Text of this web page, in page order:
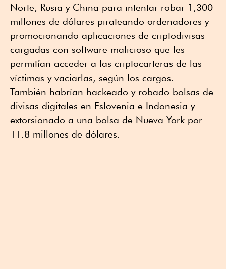
Norte, Rusia y China para intentar robar 1,300
millones de dólares pirateando ordenadores y
promocionando aplicaciones de criptodivisas
cargadas con software malicioso que les
permitían acceder a las criptocarteras de las
víctimas y vaciarlas, según los cargos.
También habrían hackeado y robado bolsas de
divisas digitales en Eslovenia e Indonesia y
extorsionado a una bolsa de Nueva York por
11.8 millones de dólares.